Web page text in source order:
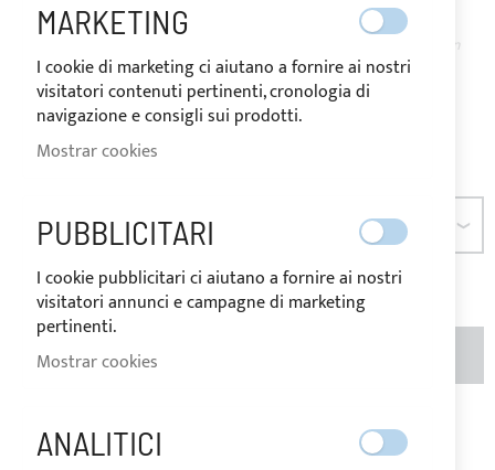
As low as
28,40 €
El precio puede variar según
el tipo de IVA del país de
destino de la mercancía.
DIMENSIÓN
CANTIDAD
Añadir para
comparar
imágenes
MARKETING
I cookie di marketing ci aiutano a fornire ai nostri
visitatori contenuti pertinenti, cronologia di
navigazione e consigli sui prodotti.
Mostrar cookies
PUBBLICITARI
I cookie pubblicitari ci aiutano a fornire ai nostri
visitatori annunci e campagne di marketing
pertinenti.
Mostrar cookies
ANALITICI